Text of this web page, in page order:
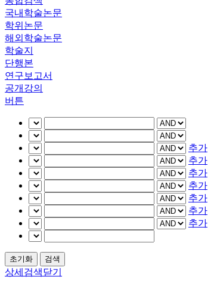
국내학술논문
학위논문
해외학술논문
학술지
단행본
연구보고서
공개강의
버튼
추가
추가
추가
추가
추가
추가
추가
상세검색닫기